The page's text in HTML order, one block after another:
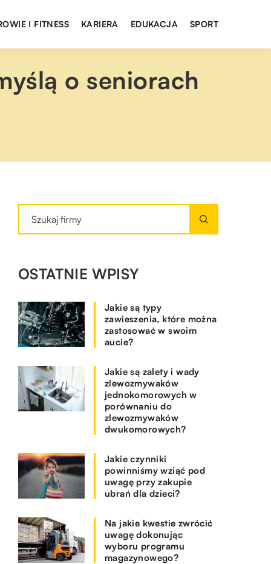
I FITNESS KARIERA EDUKACJA SPORT
o seniorach
OSTATNIE WPISY
Jakie są typy
zawieszenia, które można
zastosować w swoim
aucie?
Jakie są zalety i wady
zlewozmywaków
jednokomorowych w
porównaniu do
zlewozmywaków
dwukomorowych?
Jakie czynniki
powinniśmy wziąć pod
uwagę przy zakupie
ubrań dla dzieci?
Na jakie kwestie zwrócić
uwagę dokonując
wyboru programu
magazynowego?